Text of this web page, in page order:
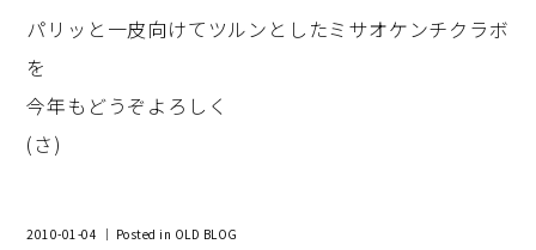
パリッと一皮向けてツルンとしたミサオケンチクラボ
を
今年もどうぞよろしく
(さ)
2010-01-04 ｜ Posted in OLD BLOG